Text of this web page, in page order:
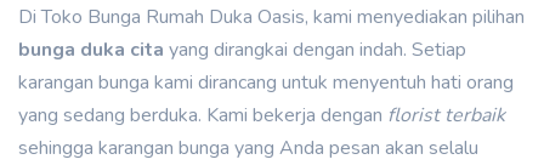
Di Toko Bunga Rumah Duka Oasis, kami menyediakan pilihan
bunga duka cita yang dirangkai dengan indah. Setiap
karangan bunga kami dirancang untuk menyentuh hati orang
yang sedang berduka. Kami bekerja dengan florist terbaik
sehingga karangan bunga yang Anda pesan akan selalu